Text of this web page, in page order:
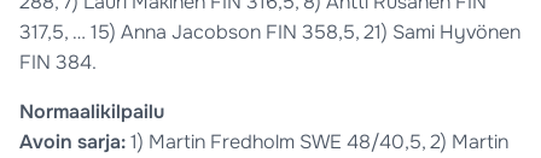
317,5, … 15) Anna Jacobson FIN 358,5, 21) Sami Hyvönen
FIN 384.
Normaalikilpailu
Avoin sarja:1) Martin Fredholm SWE 48/40,5, 2) Martin